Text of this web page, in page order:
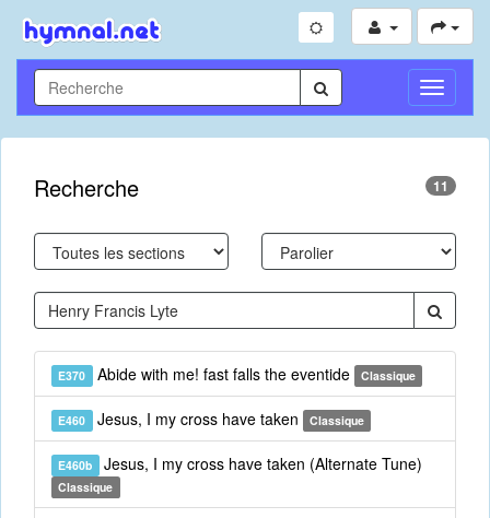
Toggle
Recherche 11
E370 Abide with me! fast falls the eventide Classique
E460 Jesus, I my cross have taken Classique
E460b Jesus, I my cross have taken (Alternate Tune)
Classique